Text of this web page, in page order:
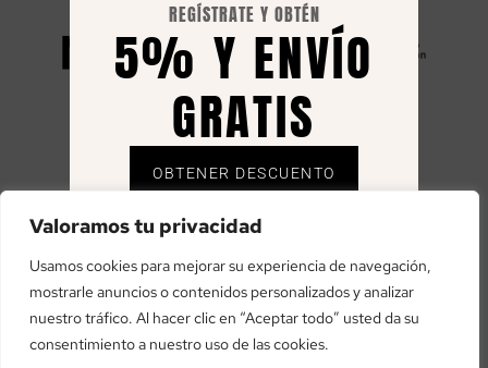
Valoramos tu privacidad
Usamos cookies para mejorar su experiencia de navegación,
mostrarle anuncios o contenidos personalizados y analizar
nuestro tráfico. Al hacer clic en “Aceptar todo” usted da su
consentimiento a nuestro uso de las cookies.
«financiado por la Unión Europea – NextGenerationEU»
«Financiado por la Unión Europea – NextGenerationEU. Sin
embargo, los puntos de vista y las opiniones expresadas son
únicamente los del autor o autores y no reflejan necesariamente
los de la Unión Europea o la Comisión Europea. Ni la Unión
Europea ni la Comisión Europea pueden ser consideradas
REGÍSTRATE Y OBTÉN
5% Y ENVÍO
GRATIS
OBTENER DESCUENTO
mediante cupón al correo registrado.